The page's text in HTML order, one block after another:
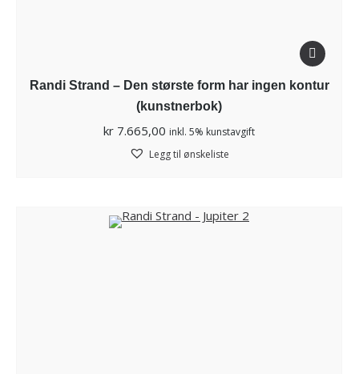
Randi Strand – Den største form har ingen kontur
(kunstnerbok)
kr 7.665,00 inkl. 5% kunstavgift
Legg til ønskeliste